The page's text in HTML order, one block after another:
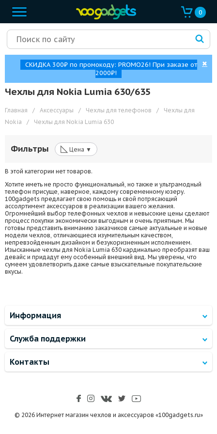
0
СКИДКА 300₽ по промокоду: PROMO26! При заказе от
2000₽!
✖
Чехлы для Nokia Lumia 630/635
Главная / Аксессуары / Чехлы для телефонов /
Чехлы для
Nokia
/ Чехлы для Nokia Lumia 630
Фильтры ◺ Цена ▼
В этой категории нет товаров.
Хотите иметь не просто функциональный, но также и ультрамодный
телефон присуще, наверное, каждому современному юзеру.
100gadgets предлагает свою помощь и свой потрясающий
ассолртимент аксессуаров в реализации вашего желания.
Огромнейший выбор телефонных чехлов и невысокие цены сделают
процесс покупки экономически выгодным и очень приятным. Мы
готовы представить вниманию заказчиков самые актуальные и новые
модели чехлов, отличающиеся изумительным качеством,
непревзойденным дизайном и безукоризненным исполнением.
Изысканные чехлы для Nokia Lumia 630 кардинально преобразят ваш
девайс и придадут ему особенный внешний вид. Мы уверены, что
сумеем удовлетворить даже самые взыскательные покупательские
вкусы.
Информация
Служба поддержки
Контакты
© 2026 Интернет магазин чехлов и аксессуаров «100gadgets.ru»